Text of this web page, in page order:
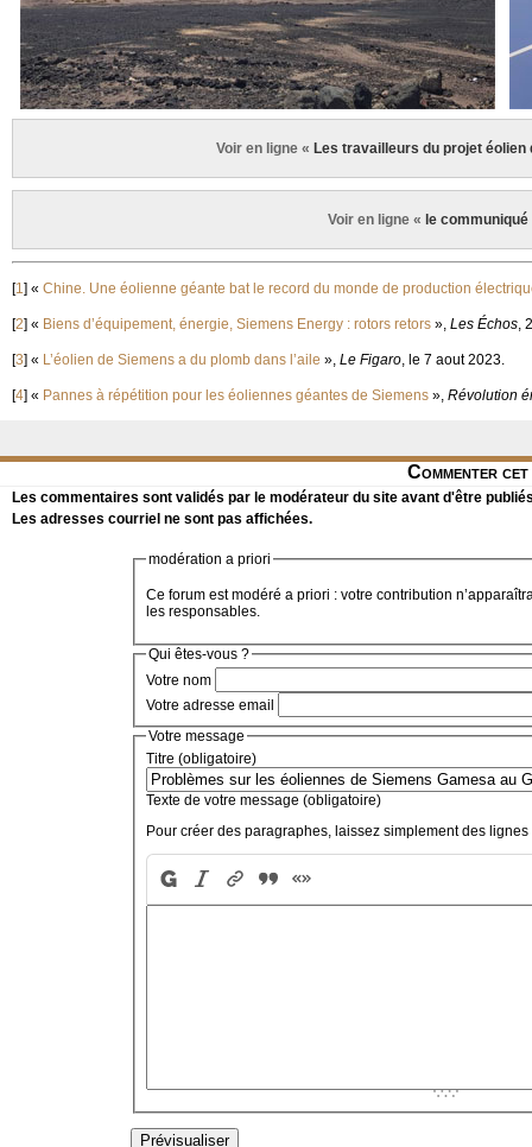
Voir en ligne « Les travailleurs du projet
Voir en ligne « le
[1] « Chine. Une éolienne géante bat le record du monde de production
[2] « Biens d’équipement, énergie, Siemens Energy : rotors retors », Les Échos,
[3] « L’éolien de Siemens a du plomb dans l’aile », Le Figaro, le 7 aout 2023.
[4] « Pannes à répétition pour les éoliennes géantes de Siemens », Révolution
Commenter
Les commentaires sont validés par le modérateur du site avant d'être
Les adresses courriel ne sont pas affichées.
modération a priori
Ce forum est modéré a priori : votre contribution
les responsables.
Qui êtes-vous ?
Votre nom
Votre adresse email
Votre message
Titre (obligatoire)
Texte de votre message (obligatoire)
Pour créer des paragraphes, laissez simplement des lignes